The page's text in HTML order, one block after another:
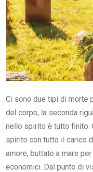
Ci sono due tipi di morte
del corpo, la seconda
nello spirito è tutto finito.
spirito con tutto il carico
amore, buttato a mare
economici. Dal punto di